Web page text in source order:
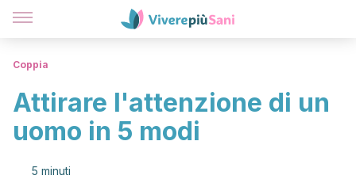
Coppia
Attirare l'attenzione di un
uomo in 5 modi
5 minuti